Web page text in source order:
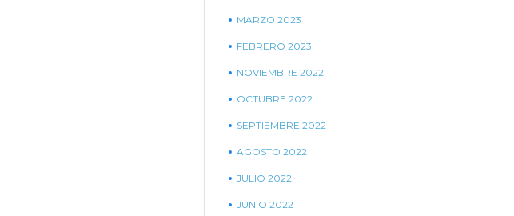
MARZO 2023
FEBRERO 2023
NOVIEMBRE 2022
OCTUBRE 2022
SEPTIEMBRE 2022
AGOSTO 2022
JULIO 2022
JUNIO 2022